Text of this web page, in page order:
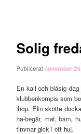
Solig
Publicerat november
En kall och blåsig
klubbenkompis som
ihop. Elin skötte
ha-begär, mat, barn,
timmar gick i ett huj.